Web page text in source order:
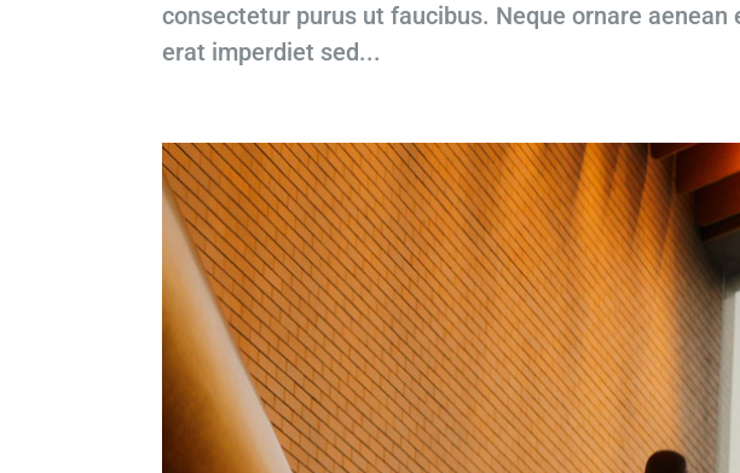
consectetur purus ut faucibus. Neque ornare
erat imperdiet sed...